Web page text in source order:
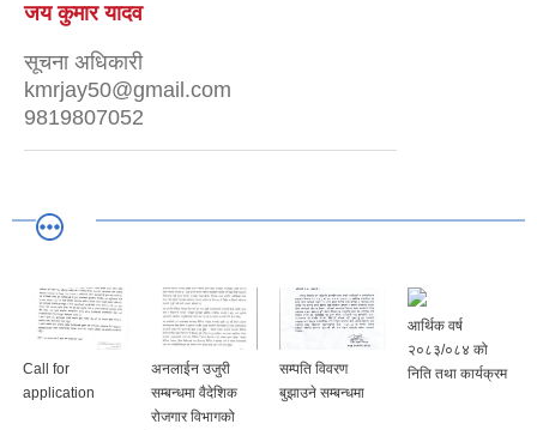
जय कुमार यादव
सूचना अधिकारी
kmrjay50@gmail.com
9819807052
Call for
application
अनलाईन उजुरी
सम्बन्धमा वैदेशिक
रोजगार विभागको
सम्पति विवरण
बुझाउने सम्बन्धमा
आर्थिक वर्ष
२०८३/०८४ को
निति तथा कार्यक्रम